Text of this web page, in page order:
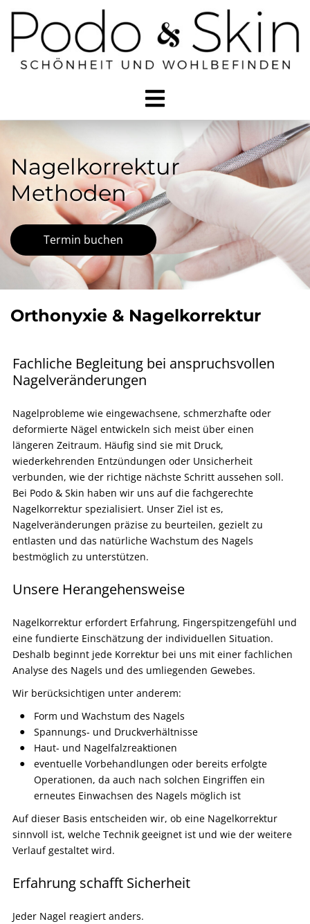
Nagelkorrektur
Methoden
Termin buchen
Orthonyxie & Nagelkorrektur
Fachliche Begleitung bei anspruchsvollen
Nagelveränderungen
Nagelprobleme wie eingewachsene, schmerzhafte oder
deformierte Nägel entwickeln sich meist über einen
längeren Zeitraum. Häufig sind sie mit Druck,
wiederkehrenden Entzündungen oder Unsicherheit
verbunden, wie der richtige nächste Schritt aussehen soll.
Bei Podo & Skin haben wir uns auf die fachgerechte
Nagelkorrektur spezialisiert. Unser Ziel ist es,
Nagelveränderungen präzise zu beurteilen, gezielt zu
entlasten und das natürliche Wachstum des Nagels
bestmöglich zu unterstützen.
Unsere Herangehensweise
Nagelkorrektur erfordert Erfahrung, Fingerspitzengefühl und
eine fundierte Einschätzung der individuellen Situation.
Deshalb beginnt jede Korrektur bei uns mit einer fachlichen
Analyse des Nagels und des umliegenden Gewebes.
Wir berücksichtigen unter anderem:
Form und Wachstum des Nagels
Spannungs- und Druckverhältnisse
Haut- und Nagelfalzreaktionen
eventuelle Vorbehandlungen oder bereits erfolgte
Operationen, da auch nach solchen Eingriffen ein
erneutes Einwachsen des Nagels möglich ist
Auf dieser Basis entscheiden wir, ob eine Nagelkorrektur
sinnvoll ist, welche Technik geeignet ist und wie der weitere
Verlauf gestaltet wird.
Erfahrung schafft Sicherheit
Jeder Nagel reagiert anders.